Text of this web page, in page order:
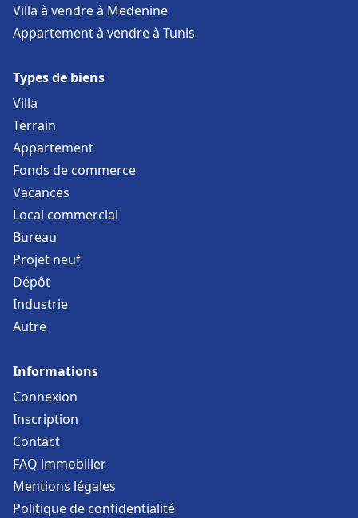
Villa à vendre à Medenine
Appartement à vendre à Tunis
Types de biens
Villa
Terrain
Appartement
Fonds de commerce
Vacances
Local commercial
Bureau
Projet neuf
Dépôt
Industrie
Autre
Informations
Connexion
Inscription
Contact
FAQ immobilier
Mentions légales
Politique de confidentialité